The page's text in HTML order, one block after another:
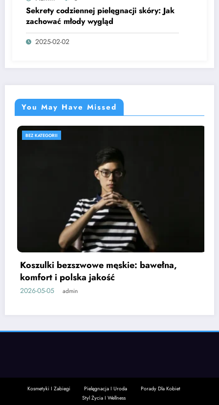
Sekrety codziennej pielęgnacji skóry: Jak
zachować młody wygląd
2025-02-02
You May Have Missed
męskie: bawełna,
Usta a
Kosmetyki I Zabiegi Pielęgnacja I Uroda
Porady Dla Kobiet
Styl Życia I Wellness